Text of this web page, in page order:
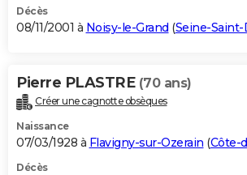
Décès
08/11/2001 à Noisy-le-Grand (Seine-
Pierre PLASTRE (70 ans)
Créer une cagnotte obsèques
Naissance
07/03/1928 à Flavigny-sur-Ozerain (Côte-
Décès